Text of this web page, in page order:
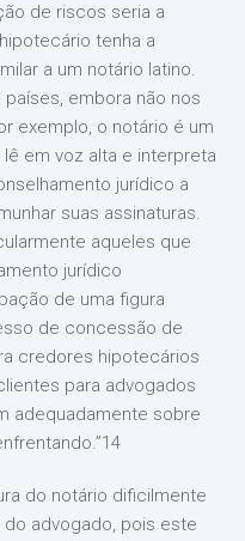
de riscos seria a
tenha a
a um notário latino.
embora não nos
exemplo, o notário é um
em voz alta e interpreta
jurídico a
suas assinaturas.
aqueles que
jurídico
de uma figura
de concessão de
credores hipotecários
para advogados
adequadamente sobre
do notário dificilmente
advogado, pois este